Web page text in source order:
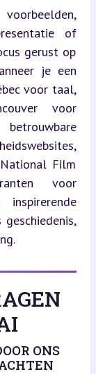
of
gerust op
je een
voor taal,
voor
Film
voor
ONS